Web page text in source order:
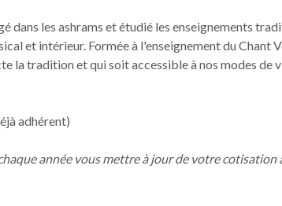
les ashrams et étudié les enseignements
et intérieur. Formée à l'enseignement du Chant
la tradition et qui soit accessible à nos modes de
adhérent)
année vous mettre à jour de votre